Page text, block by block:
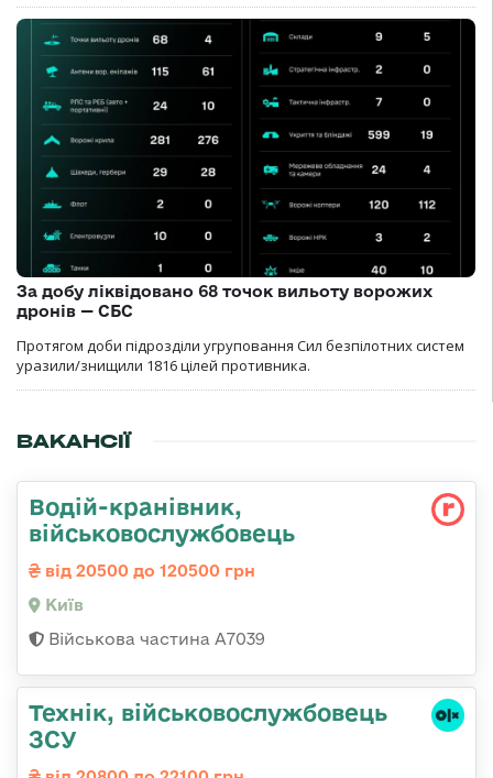
За добу ліквідовано 68 точок вильоту ворожих
дронів — СБС
Протягом доби підрозділи угруповання Сил безпілотних систем
уразили/знищили 1816 цілей противника.
ВАКАНСІЇ
Водій-кранівник,
військовослужбовець
від 20500 до 120500 грн
Київ
Військова частина А7039
Технік, військовослужбовець
ЗСУ